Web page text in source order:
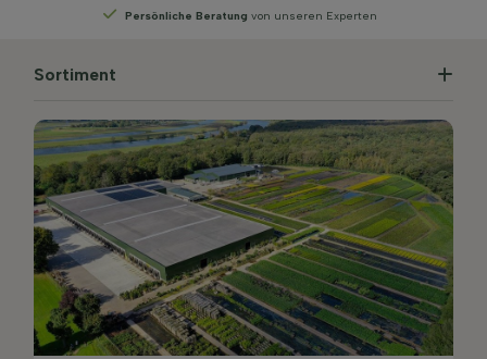
WählenSie Ihre Lieferwoche
Sortiment